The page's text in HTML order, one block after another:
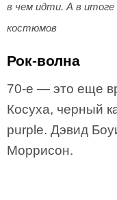
в чем идти. А в итоге
костюмов
Рок-волна
70-е — это еще
Косуха, черный
purple. Дэвид
Моррисон.